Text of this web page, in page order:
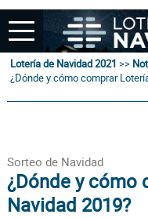
Lotería de Navidad 2021 >>
¿Dónde y cómo comprar
Sorteo de Navidad
¿Dónde y cómo
Navidad 2019?